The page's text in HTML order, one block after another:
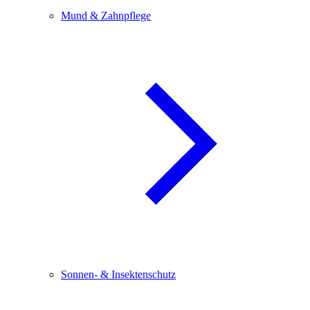
Mund & Zahnpflege
Sonnen- & Insektenschutz